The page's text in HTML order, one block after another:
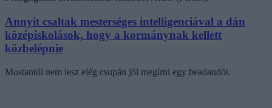
Annyit csaltak mesterséges intelligenciával a dán
középiskolások, hogy a kormánynak kellett
közbelépnie
Mostantól nem lesz elég csupán jól megírni egy beadandót.